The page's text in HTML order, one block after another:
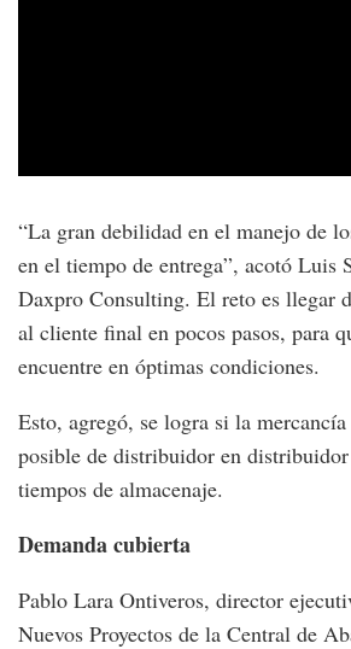
“La gran debilidad en el manejo de
en el tiempo de entrega”, acotó Luis
Daxpro Consulting. El reto es llegar
al cliente final en pocos pasos, para
encuentre en óptimas condiciones.
Esto, agregó, se logra si la
posible de distribuidor en
tiempos de almacenaje.
Demanda cubierta
Pablo Lara Ontiveros, director
Nuevos Proyectos de la Central de